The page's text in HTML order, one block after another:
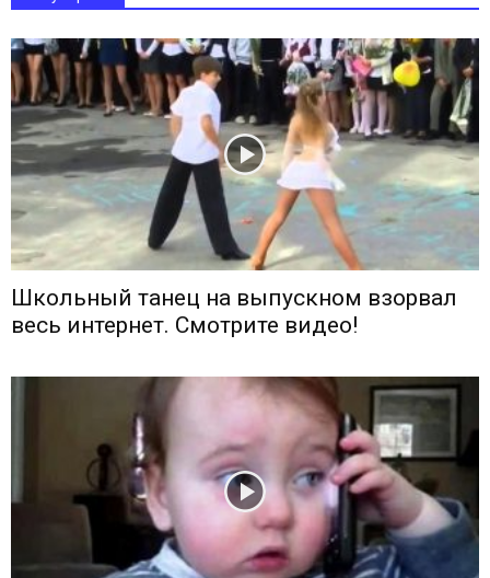
Школьный танец на выпускном взорвал
весь интернет. Смотрите видео!